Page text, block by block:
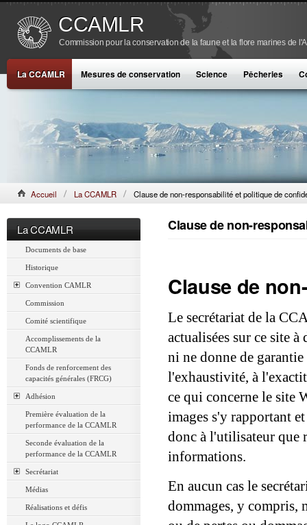
CCAMLR
Commission pour la conservation de la faune et la flore marines de
La CCAMLR Mesures de conservation Science Pêcheries
Accueil La CCAMLR Clause de non-responsabilité et politique de
La CCAMLR
Documents de base
Historique
Convention CAMLR
Commission
Comité scientifique
Accomplissements de la
CCAMLR
Fonds de renforcement des
capacités générales (FRCG)
Adhésion
Première évaluation de la
performance de la CCAMLR
Seconde évaluation de la
performance de la CCAMLR
Secrétariat
Médias
Réalisations et défis
Clause de non-
Clause de
Le secrétariat de la
actualisées sur ce site
ni ne donne de
l'exhaustivité, à
ce qui concerne le site
images s'y rapportant
donc à l'utilisateur que
informations.
En aucun cas le
dommages, y compris,